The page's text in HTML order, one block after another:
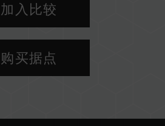
的内存皆通过兼容性测试配对而
同套装的内存，将可能导致系统
的体质以及当前使用的主
（Intel）或
加入比较
购买据点